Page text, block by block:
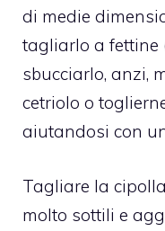
di medie
tagliarlo a fettine
sbucciarlo, anzi,
cetriolo o
aiutandosi con
Tagliare la
molto sottili e